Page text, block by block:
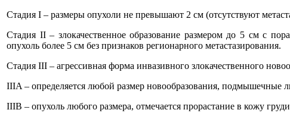
Стадия I – размеры опухоли не превышают 2 см (отсутствуют
Стадия II – злокачественное образование размером до 5 см с
опухоль более 5 см без признаков регионарного метастазирования.
Стадия III – агрессивная форма инвазивного злокачественного
IIIA – определяется любой размер новообразования, подмышечные
IIIB – опухоль любого размера, отмечается прорастание в кожу